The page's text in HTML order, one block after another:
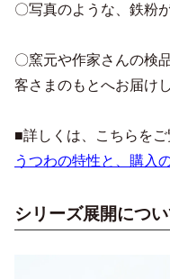
〇写真のような、鉄粉
〇窯元や作家さんの検
客さまのもとへお届け
■詳しくは、こちらをご
うつわの特性と、購入
シリーズ展開につ